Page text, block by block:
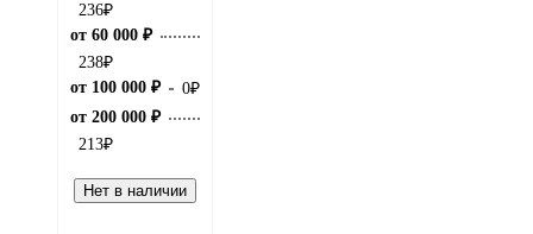
236₽
от 60 000 ₽
238₽
от 100 000 ₽
0₽
от 200 000 ₽
213₽
Нет в наличии